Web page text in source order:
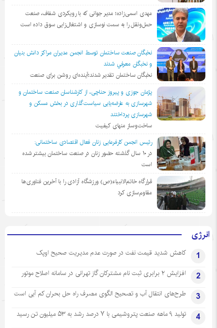
مهدی اسمی‌زاده؛ مدیر جوانی که با رویکردی شفاف، صنعت
حمل‌ونقل را به سمت نوسازی و اشتغال‌زایی سوق داده است
نخبگان صنعت ساختمان توسط انجمن مديران مراكز دانش بنيان
و نخبگان معرفي شدند
نخبگان ساختمان تقدیر شدند؛آینده‌ای روشن برای صنعت
پژمان جوزی و پیروز حناچی، از کارشناسان صنعت ساختمان و
شهرسازی به عارضه‌یابی سیاست‌گذاری در بخش مسکن و
شهرسازی پرداختند
ساخت‌وساز منهای کیفیت
رئیس انجمن کارفرمایی زنان فعال اقتصادی ساختمانی:
در ١٠ سال گذشته حضور زنان در صنعت ساختمان بیشتر شده
است
قرارگاه خاتم‌الانبیاء(ص) ورزشگاه آزادی را با آخرین فناوری‌ها
مقاوم‌سازی کرد
انرژی
1 کاهش شدید قیمت نفت در صورت عدم مدیریت صحیح اوپک
2 افزایش ۲ برابری ثبت نام مشترکان گاز تهرانی‌ در سامانه اصلاح موتور
3 طرح‌های انتقال آب و تصحیح الگوی مصرف راه حل بحران کم آبی است
4 تولید ۹ ماهه صنعت پتروشیمی با ۷ درصد رشد به ۵۳ میلیون تن رسید